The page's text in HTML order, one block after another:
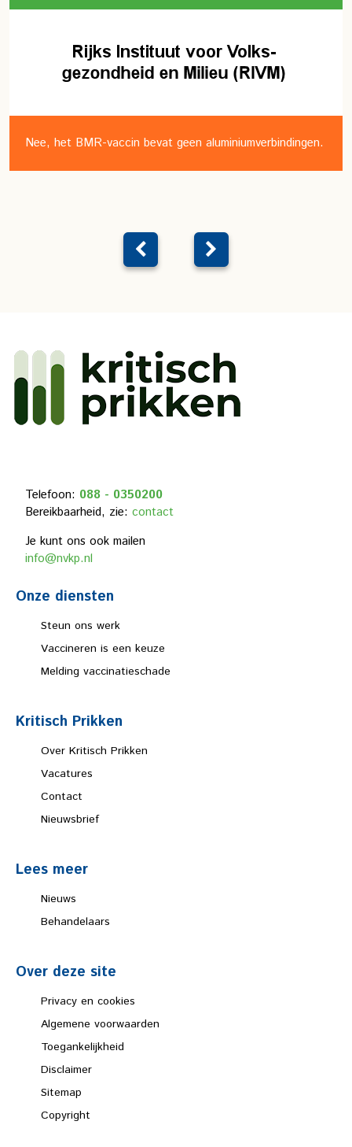
Nee, het BMR-vaccin bevat geen aluminiumverbindingen.
Telefoon: 088 - 0350200
Bereikbaarheid, zie: contact
Je kunt ons ook mailen
info@nvkp.nl
Onze diensten
Steun ons werk
Vaccineren is een keuze
Melding vaccinatieschade
Kritisch Prikken
Over Kritisch Prikken
Vacatures
Contact
Nieuwsbrief
Lees meer
Nieuws
Behandelaars
Over deze site
Privacy en cookies
Algemene voorwaarden
Toegankelijkheid
Disclaimer
Sitemap
Copyright